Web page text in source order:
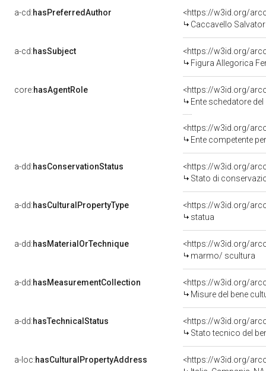
a-cd:hasPreferredAuthor
<https://w3id.org/
Caccavello
a-cd:hasSubject
<https://w3id.org/
Figura Allegorica
core:hasAgentRole
<https://w3id.org/
Ente schedatore del
<https://w3id.org/
Ente competente per
a-dd:hasConservationStatus
<https://w3id.org/
Stato di
a-dd:hasCulturalPropertyType
<https://w3id.org/
statua
a-dd:hasMaterialOrTechnique
<https://w3id.org/
marmo/ scultura
a-dd:hasMeasurementCollection
<https://w3id.org/
Misure del bene
a-dd:hasTechnicalStatus
<https://w3id.org/
Stato tecnico del
a-loc:hasCulturalPropertyAddress
<https://w3id.org/